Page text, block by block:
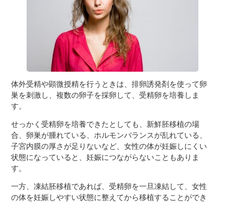
体外受精や顕微授精を行うときは、排卵誘発剤を使って卵
巣を刺激し、複数の卵子を採卵して、受精卵を培養しま
す。
せっかく受精卵を培養できたとしても、新鮮胚移植の場
合、卵巣が腫れている、ホルモンバランスが乱れている、
子宮内膜の厚さが足りないなど、女性の体が妊娠しにくい
状態になっていると、妊娠につながらないこともありま
す。
一方、凍結胚移植であれば、受精卵を一旦凍結して、女性
の体を妊娠しやすい状態に整えてから移植することができ